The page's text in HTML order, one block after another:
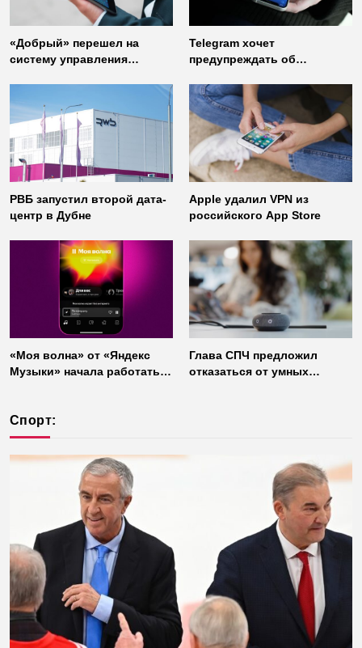
«Добрый» перешел на
систему управления
Telegram хочет
предупреждать об
неофициальных клиентов
мессенджера
РВБ запустил второй дата-
центр в Дубне
Apple удалил VPN из
российского App Store
«Моя волна» от «Яндекс
Музыки» начала работать
Глава СПЧ предложил
отказаться от умных
Спорт: